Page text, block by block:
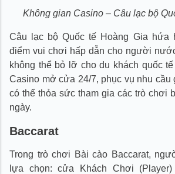
Không gian Casino – Câu lạc bộ
Câu lạc bộ Quốc tế Hoàng Gia hứa
điểm vui chơi hấp dẫn cho người
không thể bỏ lỡ cho du khách quốc
Casino mở cửa 24/7, phục vụ nhu cầu
có thể thỏa sức tham gia các trò chơi
ngày.
Baccarat
Trong trò chơi Bài cào Baccarat,
lựa chọn: cửa Khách Chơi